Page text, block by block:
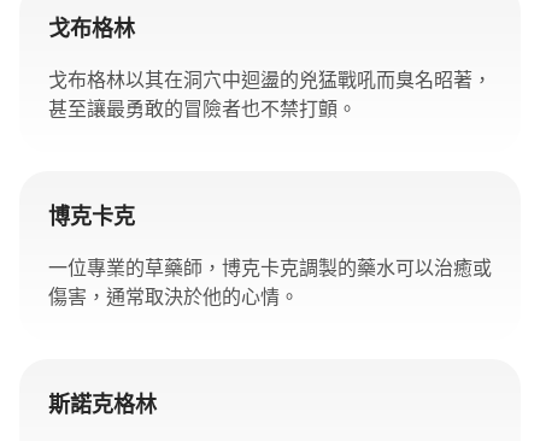
戈布格林
戈布格林以其在洞穴中迴盪的兇猛戰吼而臭名昭著，
甚至讓最勇敢的冒險者也不禁打顫。
博克卡克
一位專業的草藥師，博克卡克調製的藥水可以治癒或
傷害，通常取決於他的心情。
斯諾克格林